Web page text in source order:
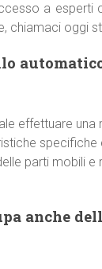
a esperti
chiamaci oggi
effettuare una
specifiche
parti mobili
anche